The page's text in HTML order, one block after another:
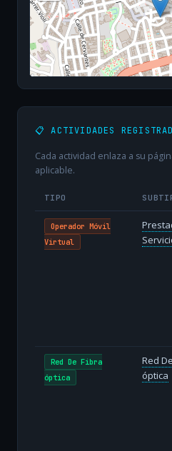
📋 ACTIVIDADES
Cada actividad enlaza a su
aplicable.
TIPO
Operador Móvil
Virtual
Red De Fibra
óptica
Red
óptica